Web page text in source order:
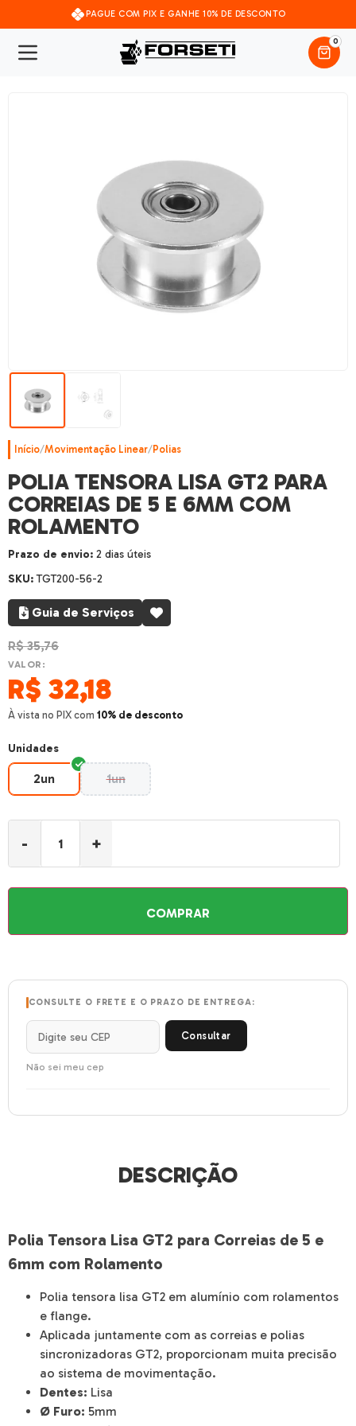
PAGUE COM PIX E GANHE 10% DE DESCONTO
0
Início/Movimentação Linear/Polias
POLIA TENSORA LISA GT2 PARA
CORREIAS DE 5 E 6MM COM
ROLAMENTO
Prazo de envio: 2 dias úteis
SKU:TGT200-56-2
Guia de Serviços
R$35,76
VALOR:
R$ 32,18
À vista no PIX com 10% de desconto
Unidades
2un 1un
- +
COMPRAR
CONSULTE O FRETE E O PRAZO DE ENTREGA:
Consultar
Não sei meu cep
DESCRIÇÃO
Polia Tensora Lisa GT2 para Correias de 5 e
6mm com Rolamento
Polia tensora lisa GT2 em alumínio com rolamentos
e flange.
Aplicada juntamente com as correias e polias
sincronizadoras GT2, proporcionam muita precisão
ao sistema de movimentação.
Dentes: Lisa
Ø Furo: 5mm